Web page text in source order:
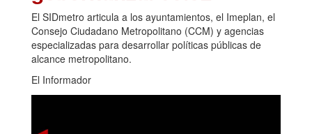
El SIDmetro articula a los ayuntamientos, el Imeplan, el
Consejo Ciudadano Metropolitano (CCM) y agencias
especializadas para desarrollar políticas públicas de
alcance metropolitano.
El Informador